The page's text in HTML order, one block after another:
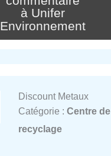
à Unifer
Environnement
Discount Metaux
Catégorie : Centre de
recyclage